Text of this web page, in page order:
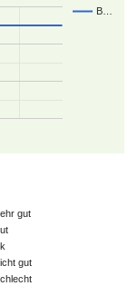
B…
gut
gut